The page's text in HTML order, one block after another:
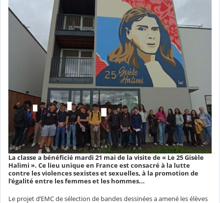
La classe a bénéficié mardi 21 mai de la visite de « Le 25 Gisèle
Halimi ». Ce lieu unique en France est consacré à la lutte
contre les violences sexistes et sexuelles, à la promotion de
l’égalité entre les femmes et les hommes...
Le projet d’EMC de sélection de bandes dessinées a amené les élèves